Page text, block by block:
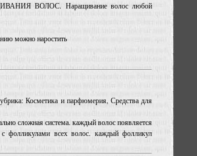
ВОЛОС. Наращивание волос любой
можно наростить
Косметика и парфюмерия, Средства для
сложная система. каждый волос появляется
всех волос. каждый фолликул